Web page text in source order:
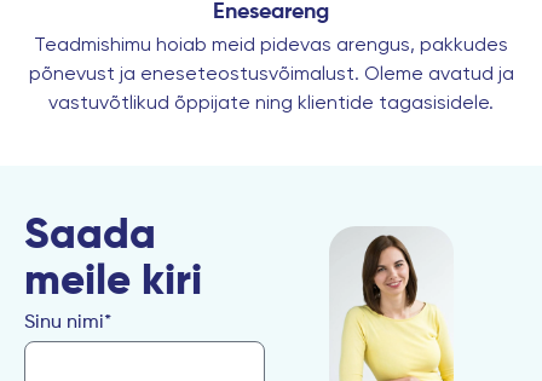
Eneseareng
Teadmishimu hoiab meid pidevas arengus, pakkudes
põnevust ja eneseteostusvõimalust. Oleme avatud ja
vastuvõtlikud õppijate ning klientide tagasisidele.
Saada
meile kiri
Sinu nimi*